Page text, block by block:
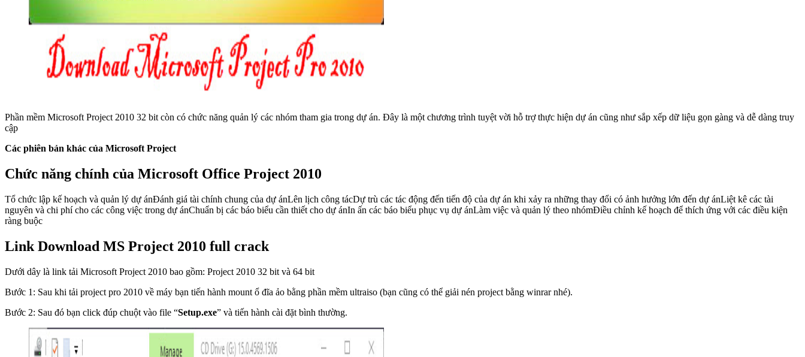
Phần mềm Microsoft Project 2010 32 bit còn có chức năng quản lý các nhóm tham gia trong dự án. Đây là một chương trình tuyệt vời hỗ trợ thực hiện dự án cũng như sắp xếp dữ liệu gọn gàng và dễ dàng truy
cập
Các phiên bản khác của Microsoft Project
Chức năng chính của Microsoft Office Project 2010
Tổ chức lập kế hoạch và quản lý dự ánĐánh giá tài chính chung của dự ánLên lịch công tácDự trù các tác động đến tiến độ của dự án khi xảy ra những thay đổi có ảnh hưởng lớn đến dự ánLiệt kê các tài
nguyên và chi phí cho các công việc trong dự ánChuẩn bị các báo biểu cần thiết cho dự ánIn ấn các báo biểu phục vụ dự ánLàm việc và quản lý theo nhómĐiều chỉnh kế hoạch để thích ứng với các điều kiện
ràng buộc
Link Download MS Project 2010 full crack
Dưới dây là link tải Microsoft Project 2010 bao gồm: Project 2010 32 bit và 64 bit
Bước 1: Sau khi tải project pro 2010 về máy bạn tiến hành mount ổ đĩa ảo bằng phần mềm ultraiso (bạn cũng có thể giải nén project bằng winrar nhé).
Bước 2: Sau đó bạn click đúp chuột vào file “Setup.exe” và tiến hành cài đặt bình thường.